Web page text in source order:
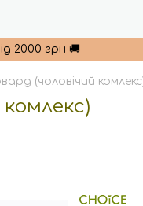
2000 грн 🚚
(чоловічий